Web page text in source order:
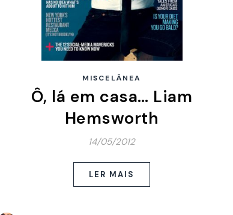
MISCELÂNEA
Ô, lá em casa… Liam
Hemsworth
14/05/2012
LER MAIS